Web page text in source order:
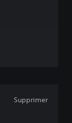
Supprimer